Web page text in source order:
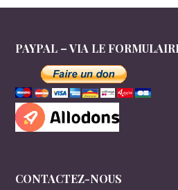
PAYPAL – VIA LE
CONTACTEZ-NOUS